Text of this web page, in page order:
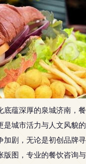
底蕴深厚的泉城济南，
是城市活力与人文风貌
加剧，无论是初创品牌
版图，专业的餐饮咨询